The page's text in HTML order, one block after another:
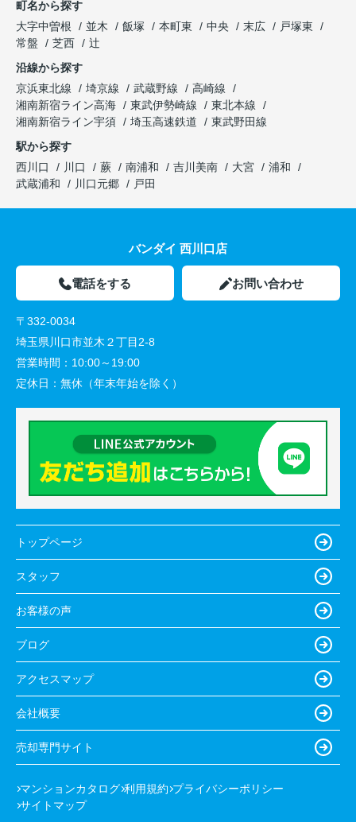
町名から探す
大字中曽根
並木 飯塚 本町東 中央 末広
戸塚東
常盤
芝西
辻
沿線から探す
京浜東北線
埼京線 武蔵野線
高崎線
湘南新宿ライン高海
東武伊勢崎線
東北本線
湘南新宿ライン宇須
埼玉高速鉄道
東武野田線
駅から探す
西川口
川口 蕨 南浦和 吉川美南 大宮
浦和
武蔵浦和
川口元郷 戸田
バンダイ 西川口店
電話をする お問い合わせ
〒332-0034
埼玉県川口市並木２丁目2-8
営業時間： 10:00～19:00
定休日： 無休（年末年始を除く）
トップページ
スタッフ
お客様の声
ブログ
アクセスマップ
会社概要
売却専門サイト
マンションカタログ 利用規約 プライバシーポリシー
サイトマップ